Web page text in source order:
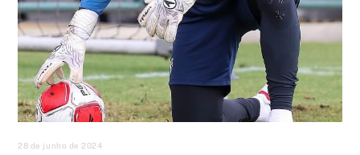
28 de junho de 2024